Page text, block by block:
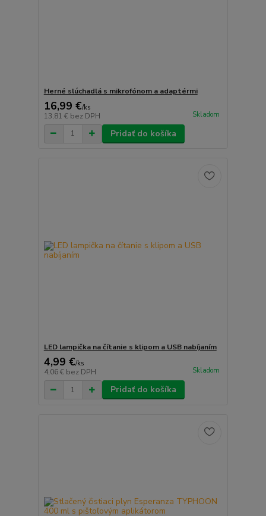
Herné slúchadlá s mikrofónom a adaptérmi
16,99 €/ks
13,81 € bez DPH Skladom
Pridať do košíka
LED lampička na čítanie s klipom a USB nabíjaním
4,99 €/ks
4,06 € bez DPH Skladom
Pridať do košíka